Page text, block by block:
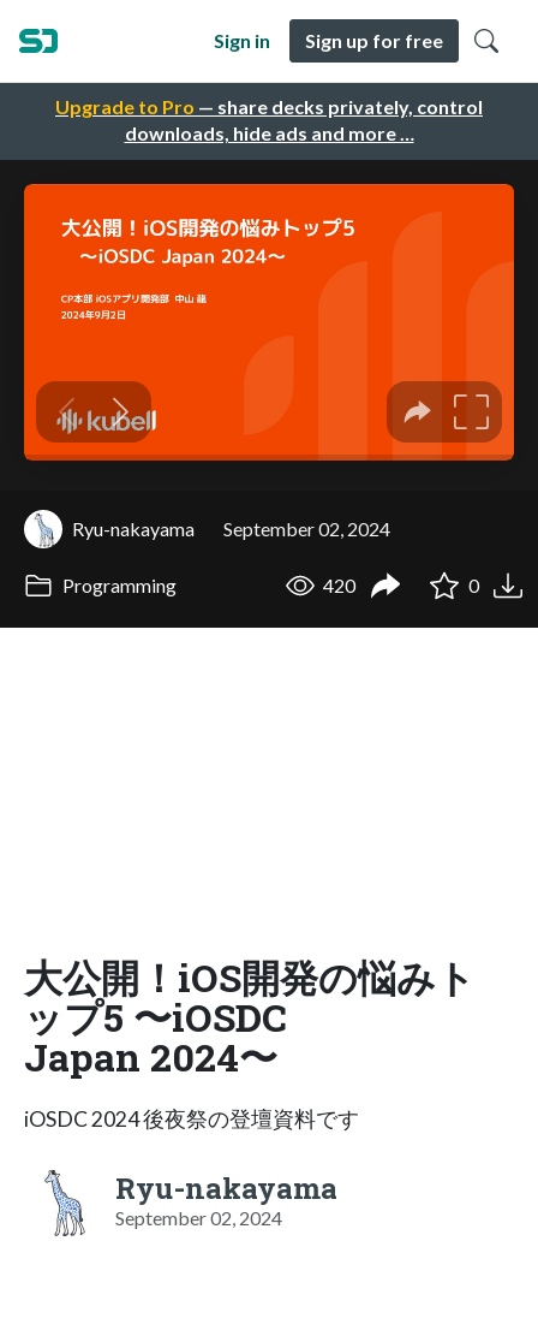
Upgrade to Pro — share decks privately, control
downloads, hide ads and more …
Sign in Sign up for free
Ryu-nakayama September 02, 2024
Programming 420 0
大公開！iOS開発の悩みト
ップ5 〜iOSDC
Japan 2024〜
iOSDC 2024 後夜祭の登壇資料です
Ryu-nakayama
September 02, 2024